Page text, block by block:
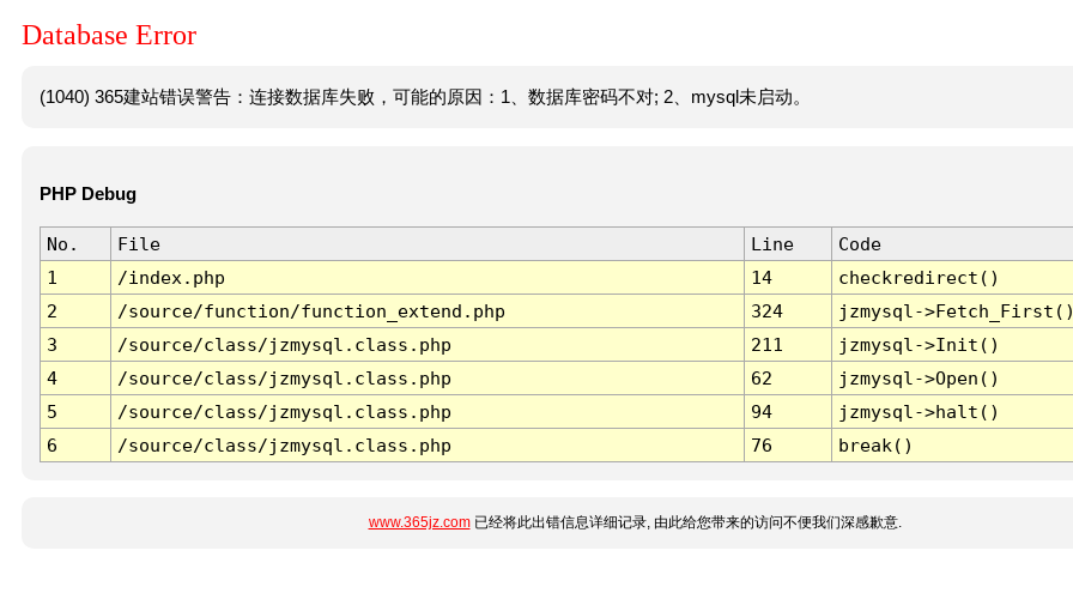
Database Error
(1040) 365建站错误警告：连接数据库失败，可能的原因：1、数据库密码不对; 2、mysql未启动。
PHP Debug
No. File Line
Code
1
/index.php 14
checkredirect()
2
/source/function/function_extend.php 324
jzmysql-
3
/source/class/jzmysql.class.php 211
jzmysql->Init()
4
/source/class/jzmysql.class.php 62
jzmysql->Open()
5
/source/class/jzmysql.class.php 94
jzmysql->halt()
6
/source/class/jzmysql.class.php 76 break()
www.365jz.com已经将此出错信息详细记录, 由此给您带来的访问不便我们深感歉意.